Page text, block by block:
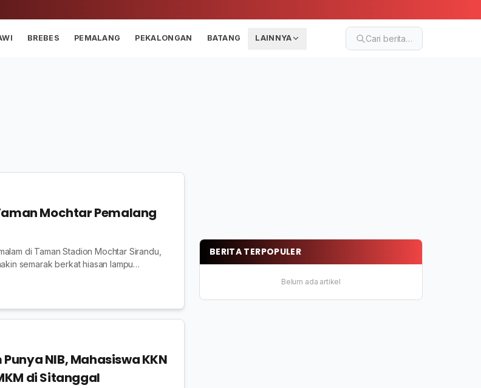
BREBES PEMALANG PEKALONGAN BATANG LAINNYA Cari berita…
Mochtar Pemalang
di Taman Stadion Mochtar Sirandu,
semarak berkat hiasan lampu
NIB, Mahasiswa KKN
di Sitanggal
BERITA TERPOPULER
Belum ada artikel